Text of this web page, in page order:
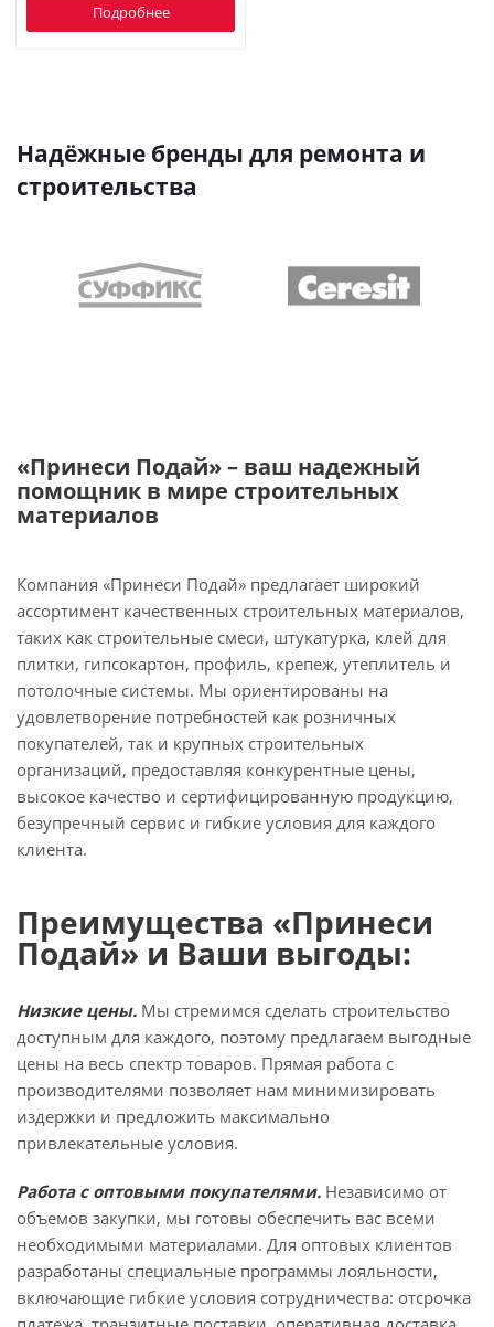
Подробнее
Надёжные бренды для ремонта и
строительства
«Принеси Подай» – ваш надежный
помощник в мире строительных
материалов
Компания «Принеси Подай» предлагает широкий
ассортимент качественных строительных материалов,
таких как строительные смеси, штукатурка, клей для
плитки, гипсокартон, профиль, крепеж, утеплитель и
потолочные системы. Мы ориентированы на
удовлетворение потребностей как розничных
покупателей, так и крупных строительных
организаций, предоставляя конкурентные цены,
высокое качество и сертифицированную продукцию,
безупречный сервис и гибкие условия для каждого
клиента.
Преимущества «Принеси
Подай» и Ваши выгоды:
Низкие цены. Мы стремимся сделать строительство
доступным для каждого, поэтому предлагаем выгодные
цены на весь спектр товаров. Прямая работа с
производителями позволяет нам минимизировать
издержки и предложить максимально
привлекательные условия.
Работа c оптовыми покупателями. Независимо от
объемов закупки, мы готовы обеспечить вас всеми
необходимыми материалами. Для оптовых клиентов
разработаны специальные программы лояльности,
включающие гибкие условия сотрудничества: отсрочка